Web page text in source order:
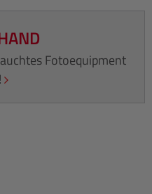
Fotoequipment